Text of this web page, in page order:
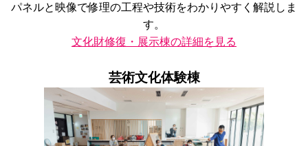
パネルと映像で修理の工程や技術をわかりやすく解説しま
す。
文化財修復・展示棟の詳細を見る
芸術文化体験棟